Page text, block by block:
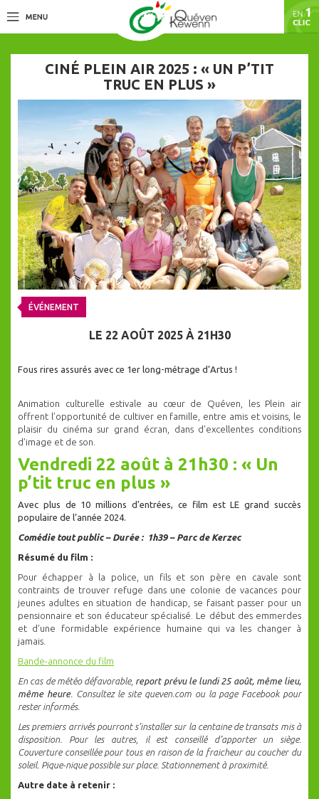
CINÉ PLEIN AIR 2025 : « UN P’TIT
TRUC EN PLUS »
ÉVÉNEMENT
LE 22 AOÛT 2025 À 21H30
Fous rires assurés avec ce 1er long-métrage d’Artus !
Animation culturelle estivale au cœur de Quéven, les Plein air
offrent l’opportunité de cultiver en famille, entre amis et voisins, le
plaisir du cinéma sur grand écran, dans d’excellentes conditions
d’image et de son.
Vendredi 22 août à 21h30 : « Un
p’tit truc en plus »
Avec plus de 10 millions d’entrées, ce film est LE grand succès
populaire de l’année 2024.
Comédie tout public – Durée : 1h39 – Parc de Kerzec
Résumé du film :
Pour échapper à la police, un fils et son père en cavale sont
contraints de trouver refuge dans une colonie de vacances pour
jeunes adultes en situation de handicap, se faisant passer pour un
pensionnaire et son éducateur spécialisé. Le début des emmerdes
et d’une formidable expérience humaine qui va les changer à
jamais.
Bande-annonce du film
En cas de météo défavorable, report prévu le lundi 25 août, même lieu,
même heure. Consultez le site queven.com ou la page Facebook pour
rester informés.
Les premiers arrivés pourront s’installer sur la centaine de transats mis à
disposition. Pour les autres, il est conseillé d’apporter un siège.
Couverture conseillée pour tous en raison de la fraicheur au coucher du
soleil. Pique-nique possible sur place. Stationnement à proximité.
Autre date à retenir :